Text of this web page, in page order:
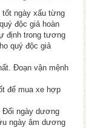
tốt ngày xấu từng
độc giả hoàn
định trong tương
quý độc giả
Đoạn vận mệnh
để mua xe hợp
Đổi ngày dương
ngày âm dương